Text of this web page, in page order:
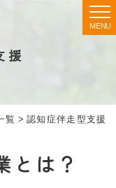
MENU
援
覧 >認知症伴走型支援
とは？